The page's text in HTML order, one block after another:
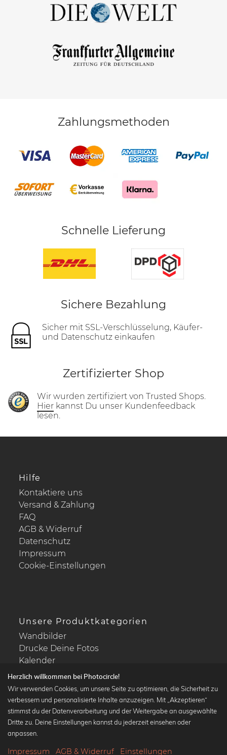
Zahlungsmethoden
Schnelle Lieferung
Sichere Bezahlung
Sicher mit SSL-Verschlüsselung, Käufer-
und Datenschutz einkaufen
Zertifizierter Shop
Wir wurden zertifiziert von Trusted Shops.
Hier kannst Du unser Kundenfeedback
lesen.
Hilfe
Kontaktiere uns
Versand & Zahlung
FAQ
AGB & Widerruf
Datenschutz
Impressum
Cookie-Einstellungen
Unsere Produktkategorien
Wandbilder
Drucke Deine Fotos
Kalender
Beliebte Kollektionen
Wandbilder in schwarz-weiß
Herzlich willkommen bei Photocircle!
Wir verwenden Cookies, um unsere Seite zu optimieren, die Sicherheit zu
verbessern und personalisierte Inhalte anzuzeigen. Mit „Akzeptieren“
stimmst du der Datenverarbeitung und der Weitergabe an ausgewählte
Dritte zu. Deine Einstellungen kannst du jederzeit einsehen oder
anpassen.
Impressum AGB & Widerruf Einstellungen